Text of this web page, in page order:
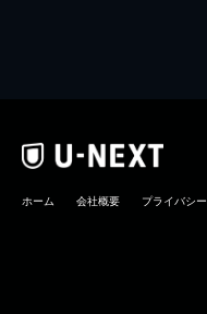
ホーム 会社概要 プライバシー